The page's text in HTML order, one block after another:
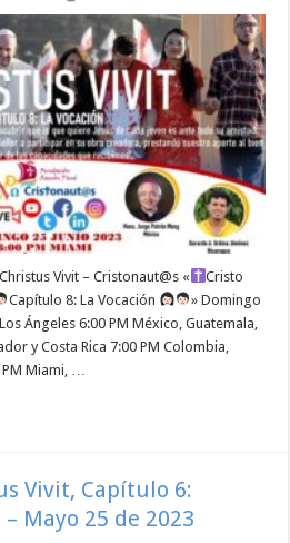
JMJ
&
Christus
Vivit,
Capítulo
8:
La
Vocación
Junio
25
de
2023
Christus Vivit – Cristonaut@s «
Cristo
Capítulo 8: La Vocación
» Domingo
Ángeles 6:00 PM México, Guatemala,
y Costa Rica 7:00 PM Colombia,
PM Miami, …
Vivit, Capítulo 6:
– Mayo 25 de 2023